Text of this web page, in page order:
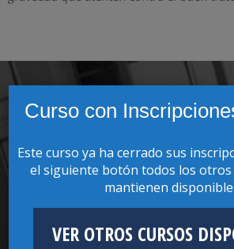
SOLICITAR INFORMACIÓN
Nombres Apellidos
Curso con
Este curso ya ha cerrado sus
el siguiente botón todos los otros
mantienen
VER OTROS CURSOS